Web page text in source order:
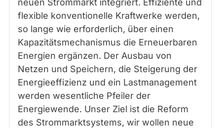
neuen Strommarkt integriert. Effiziente und
flexible konventionelle Kraftwerke werden,
so lange wie erforderlich, über einen
Kapazitätsmechanismus die Erneuerbaren
Energien ergänzen. Der Ausbau von
Netzen und Speichern, die Steigerung der
Energieeffizienz und ein Lastmanagement
werden wesentliche Pfeiler der
Energiewende. Unser Ziel ist die Reform
des Strommarktsystems, wir wollen neue